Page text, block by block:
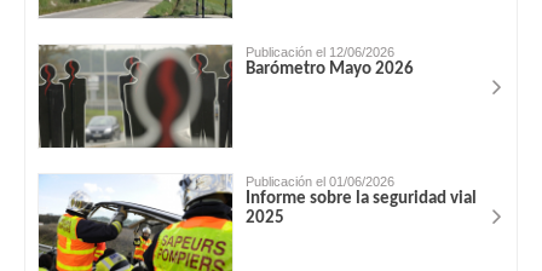
Publicación el 12/06/2026
Barómetro Mayo 2026
Publicación el 01/06/2026
Informe sobre la seguridad vial
2025